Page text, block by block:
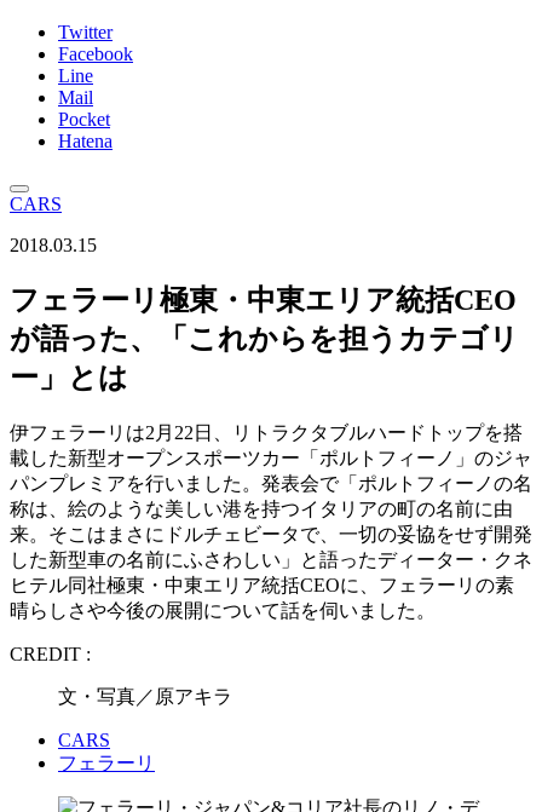
Twitter
Facebook
Line
Mail
Pocket
Hatena
CARS
2018.03.15
フェラーリ極東・中東エリア統括CEO
が語った、「これからを担うカテゴリ
ー」とは
伊フェラーリは2月22日、リトラクタブルハードトップを搭
載した新型オープンスポーツカー「ポルトフィーノ」のジャ
パンプレミアを行いました。発表会で「ポルトフィーノの名
称は、絵のような美しい港を持つイタリアの町の名前に由
来。そこはまさにドルチェビータで、一切の妥協をせず開発
した新型車の名前にふさわしい」と語ったディーター・クネ
ヒテル同社極東・中東エリア統括CEOに、フェラーリの素
晴らしさや今後の展開について話を伺いました。
CREDIT :
文・写真／原アキラ
CARS
フェラーリ